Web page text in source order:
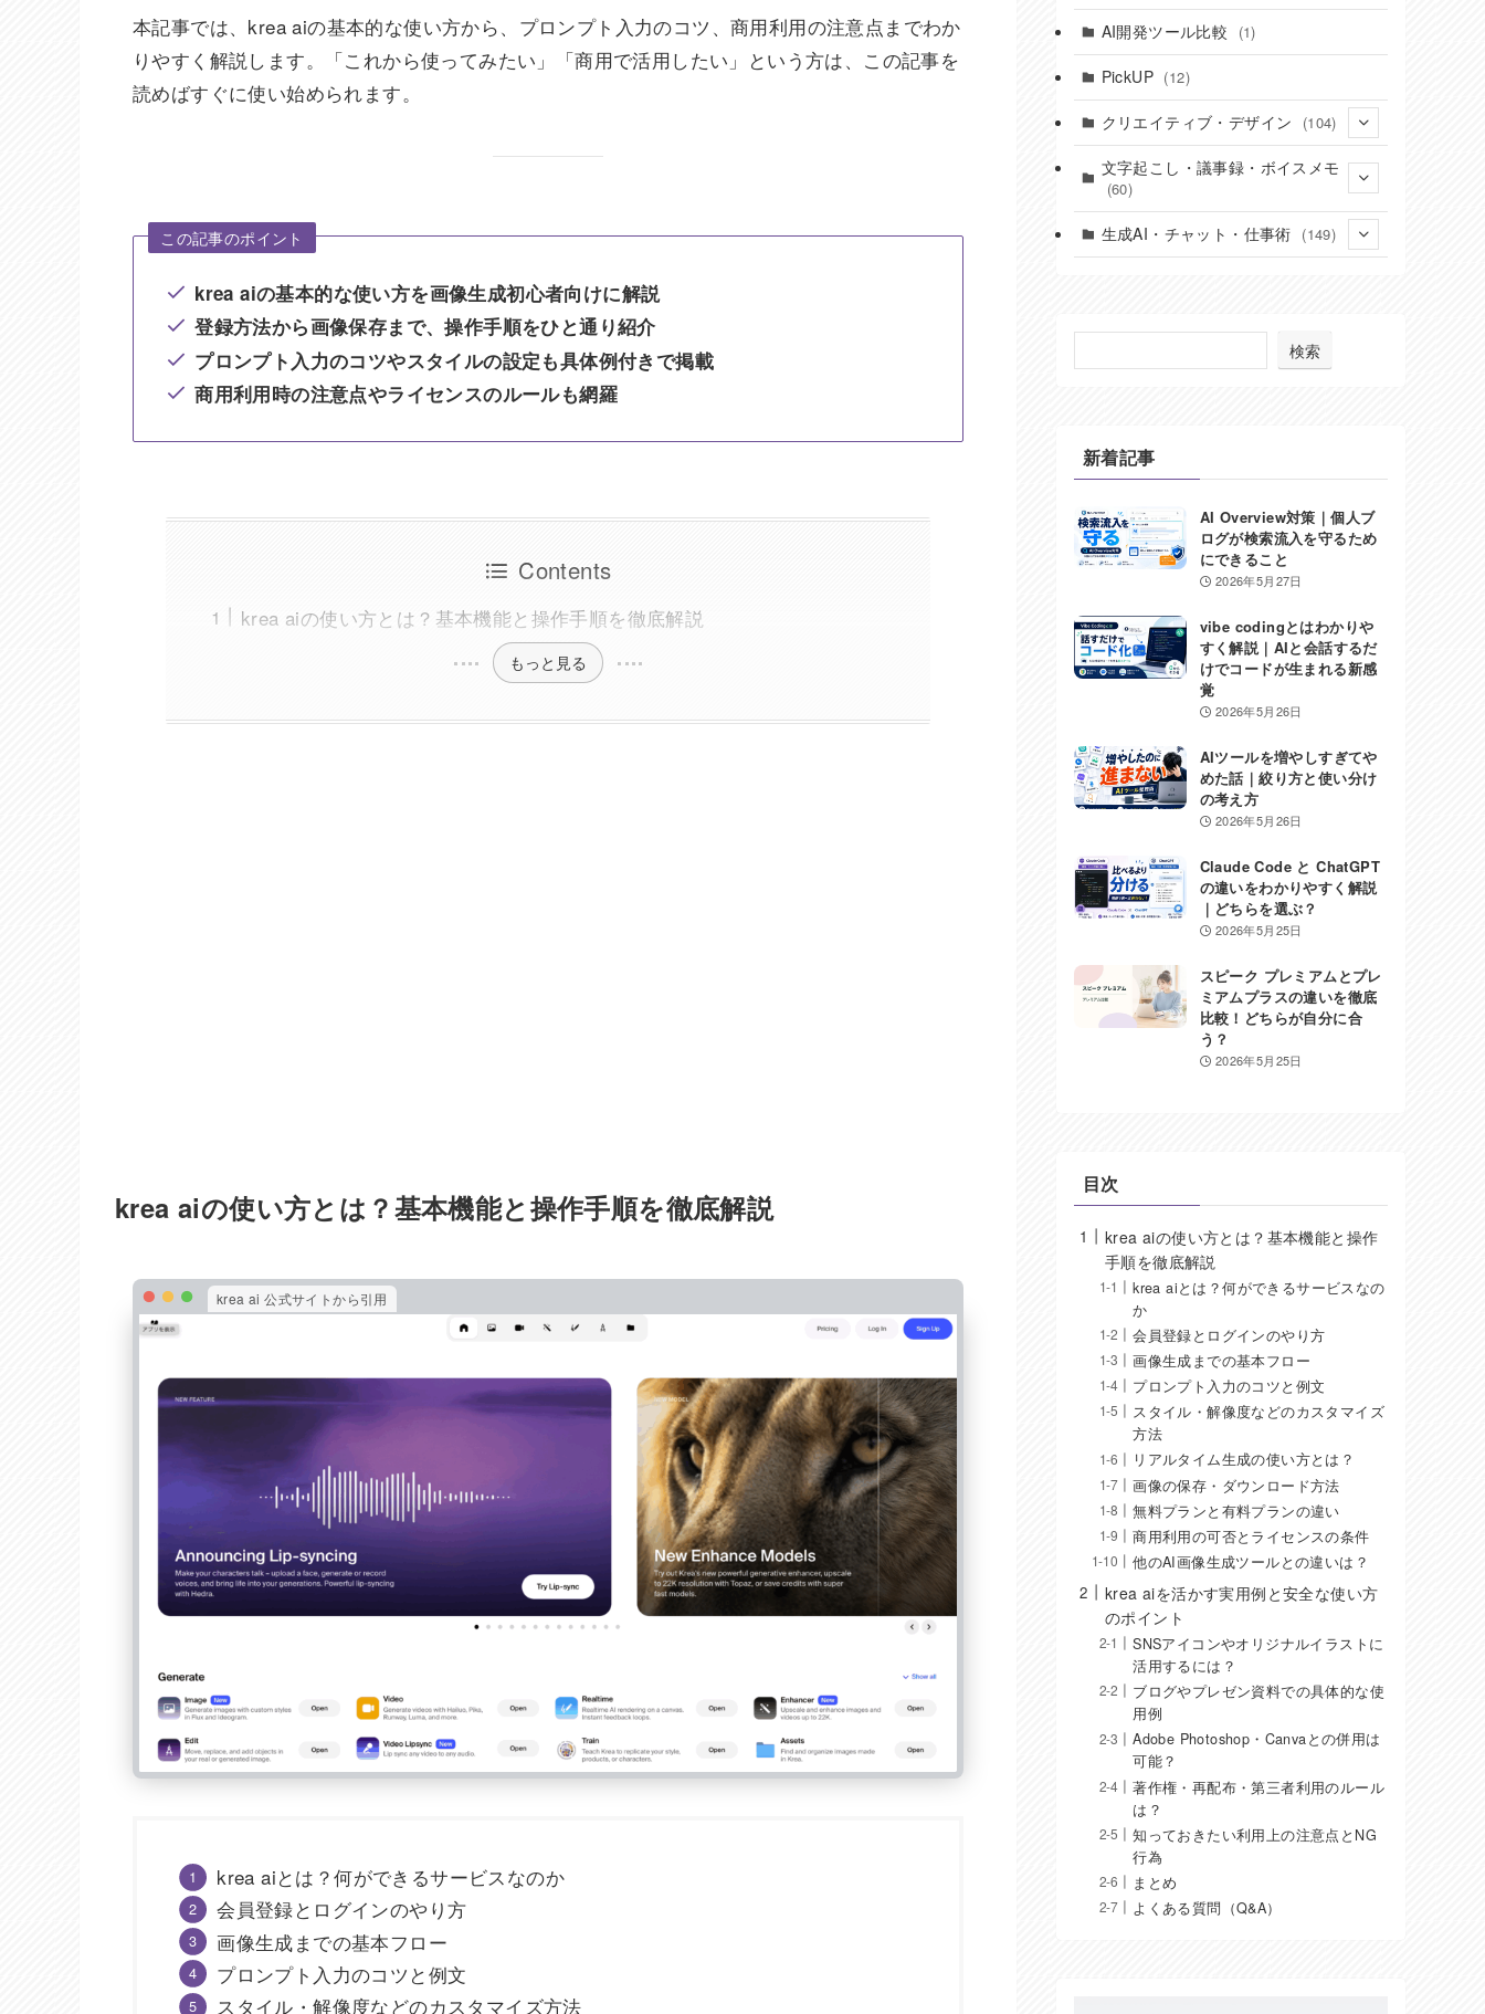
本記事では、krea aiの基本的な使い方から、プロンプト入力のコツ、商用利用の注意点までわか
りやすく解説します。「これから使ってみたい」「商用で活用したい」という方は、この記事を
読めばすぐに使い始められます。
この記事のポイント
krea aiの基本的な使い方を画像生成初心者向けに解説
登録方法から画像保存まで、操作手順をひと通り紹介
プロンプト入力のコツやスタイルの設定も具体例付きで掲載
商用利用時の注意点やライセンスのルールも網羅
Contents
krea aiの使い方とは？基本機能と操作手順を徹底解説
もっと見る
krea aiの使い方とは？基本機能と操作手順を徹底解説
krea ai 公式サイトから引用
krea aiとは？何ができるサービスなのか
会員登録とログインのやり方
画像生成までの基本フロー
プロンプト入力のコツと例文
スタイル・解像度などのカスタマイズ方法
(15)
AI開発ツール比較 (1)
PickUP (12)
クリエイティブ・デザイン (104)
(22)
(17)
(8)
文字起こし・議事録・ボイスメモ
(60)
(9)
生成AI・チャット・仕事術 (149)
(20)
検索
新着記事
AI Overview対策｜個人ブ
ログが検索流入を守るため
にできること
2026年5月27日
vibe codingとはわかりや
すく解説｜AIと会話するだ
けでコードが生まれる新感
覚
2026年5月26日
AIツールを増やしすぎてや
めた話｜絞り方と使い分け
の考え方
2026年5月26日
Claude Code と ChatGPT
の違いをわかりやすく解説
｜どちらを選ぶ？
2026年5月25日
スピーク プレミアムとプレ
ミアムプラスの違いを徹底
比較！どちらが自分に合
う？
2026年5月25日
目次
krea aiの使い方とは？基本機能と操作
手順を徹底解説
krea aiとは？何ができるサービスなの
か
会員登録とログインのやり方
画像生成までの基本フロー
プロンプト入力のコツと例文
スタイル・解像度などのカスタマイズ
方法
リアルタイム生成の使い方とは？
画像の保存・ダウンロード方法
無料プランと有料プランの違い
商用利用の可否とライセンスの条件
他のAI画像生成ツールとの違いは？
krea aiを活かす実用例と安全な使い方
のポイント
SNSアイコンやオリジナルイラストに
活用するには？
ブログやプレゼン資料での具体的な使
用例
Adobe Photoshop・Canvaとの併用は
可能？
著作権・再配布・第三者利用のルール
は？
知っておきたい利用上の注意点とNG
行為
まとめ
よくある質問（Q&A）